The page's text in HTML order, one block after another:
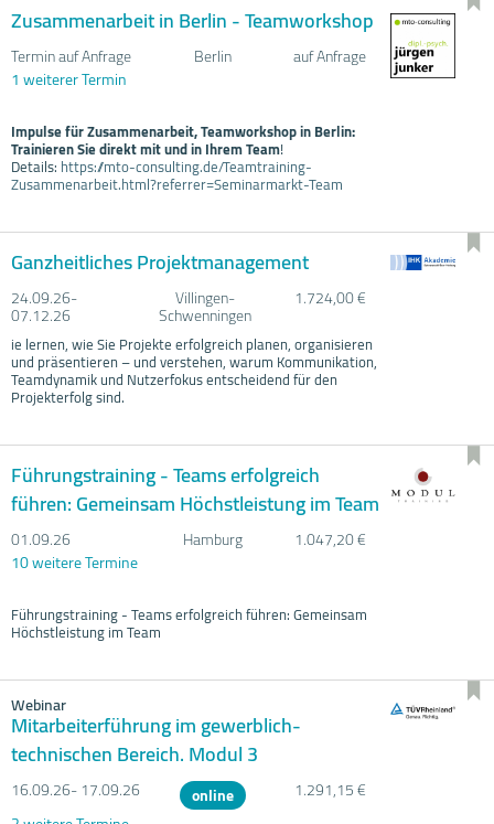
Zusammenarbeit in Berlin - Teamworkshop
Termin auf Anfrage Berlin
auf Anfrage
1 weiterer Termin
Impulse für Zusammenarbeit, Teamworkshop in Berlin:
Trainieren Sie direkt mit und in Ihrem Team!
Details: https://mto-consulting.de/Teamtraining-
Zusammenarbeit.html?referrer=Seminarmarkt-Team
Ganzheitliches Projektmanagement
24.09.26-
07.12.26
Villingen-
Schwenningen
1.724,00 €
ie lernen, wie Sie Projekte erfolgreich planen, organisieren
und präsentieren – und verstehen, warum Kommunikation,
Teamdynamik und Nutzerfokus entscheidend für den
Projekterfolg sind.
Führungstraining - Teams erfolgreich
führen: Gemeinsam Höchstleistung im Team
01.09.26 Hamburg
1.047,20 €
10 weitere Termine
Führungstraining - Teams erfolgreich führen: Gemeinsam
Höchstleistung im Team
Webinar
Mitarbeiterführung im gewerblich-
technischen Bereich. Modul 3
16.09.26- 17.09.26 online
1.291,15 €